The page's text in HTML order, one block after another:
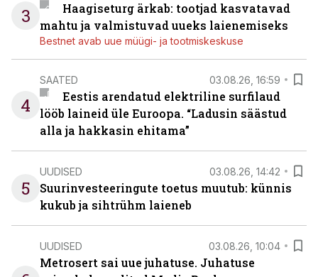
3
Haagiseturg ärkab: tootjad kasvatavad
mahtu ja valmistuvad uueks laienemiseks
Bestnet avab uue müügi- ja tootmiskeskuse
4
SAATED 03.08.26, 16:59
Eestis arendatud elektriline surfilaud
lööb laineid üle Euroopa. “Ladusin säästud
alla ja hakkasin ehitama”
5
UUDISED 03.08.26, 14:42
Suurinvesteeringute toetus muutub: künnis
kukub ja sihtrühm laieneb
UUDISED 03.08.26, 10:04
Metrosert sai uue juhatuse. Juhatuse